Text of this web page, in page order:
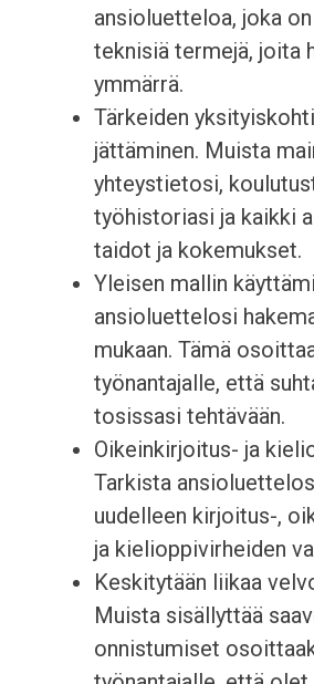
ansioluetteloa, joka
teknisiä termejä, joita
ymmärrä.
Tärkeiden
jättäminen. Muista
yhteystietosi,
työhistoriasi ja kaikki
taidot ja kokemukset.
Yleisen mallin
ansioluettelosi
mukaan. Tämä
työnantajalle, että
tosissasi tehtävään.
Oikeinkirjoitus- ja
Tarkista
uudelleen kirjoitus-,
ja kielioppivirheiden
Keskitytään liikaa
Muista sisällyttää
onnistumiset